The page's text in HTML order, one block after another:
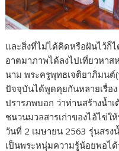
และสิ่งที่ไม่ได้คิดหรือฝันไว้ก็ไ
อาตมาภาพได้ลงไปเที่ยวหา
นาม พระครูพุทธเจติยาภิมนต์
ปัจจุบันได้พูดคุยกันหลายเรื่อ
ปรารภพบอก ว่าท่านสร้างน้ำเ
ชนวนมวลสารเก่าของไอ้ไข่
วันที่ 2 เมษายน 2563 รุ่นสรง
เป็นพระหนุ่มความรู้น้อยพอไ